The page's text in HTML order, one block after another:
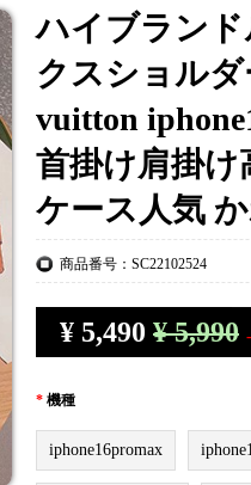
ハイブラン
クスショル
vuitton
首掛け肩掛け
ケース人気
商品番号：SC22102524
¥ 5,490 ¥ 5,990
* 機種
iphone16promax